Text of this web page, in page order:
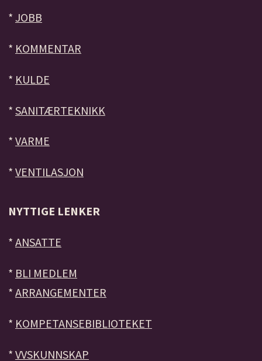
* JOBB
* KOMMENTAR
* KULDE
* SANITÆRTEKNIKK
* VARME
* VENTILASJON
NYTTIGE LENKER
* ANSATTE
* BLI MEDLEM
* ARRANGEMENTER
* KOMPETANSEBIBLIOTEKET
* VVSKUNNSKAP